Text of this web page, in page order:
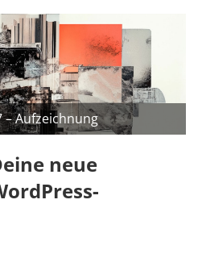
– Aufzeichnung
neue